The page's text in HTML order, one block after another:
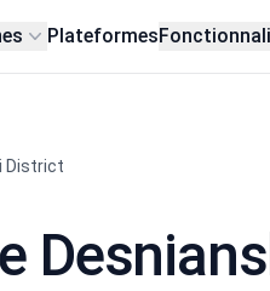
Plateformes
District